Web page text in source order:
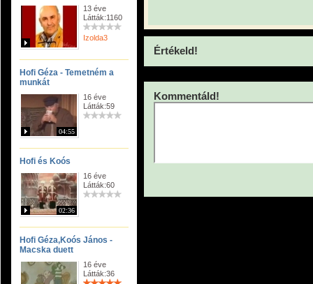
13 éve
Látták:1160
Izolda3
Hofi Géza - Temetném a
munkát
04:55
16 éve
Látták:59
Hofi és Koós
02:36
16 éve
Látták:60
Hofi Géza,Koós János -
Macska duett
16 éve
Látták:36
Értékeld!
Kommentáld!